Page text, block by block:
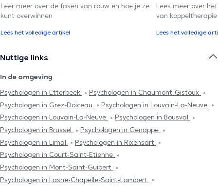
Leer meer over de fasen van rouw en hoe je ze
kunt overwinnen
Lees het volledige artikel
Lees meer over
van koppeltherapie
Lees het volledige
Nuttige links
In de omgeving
Psychologen in Etterbeek
Psychologen in Chaumont-Gistoux
Psychologen in Grez-Doiceau
Psychologen in Louvain-La-Neuve
Psychologen in Louvain-La-Neuve
Psychologen in Bousval
Psychologen in Brussel
Psychologen in Genappe
Psychologen in Limal
Psychologen in Rixensart
Psychologen in Court-Saint-Etienne
Psychologen in Mont-Saint-Guibert
Psychologen in Lasne-Chapelle-Saint-Lambert